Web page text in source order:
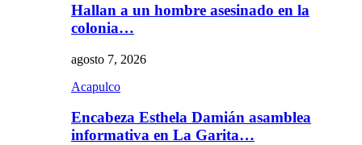
Hallan a un hombre asesinado en la
colonia…
agosto 7, 2026
Acapulco
Encabeza Esthela Damián asamblea
informativa en La Garita…